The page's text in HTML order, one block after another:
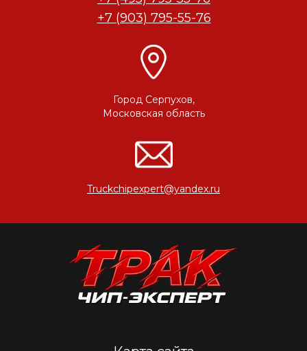
Truckchipexpert@yandex.ru
Город Серпухов,
Московская область
+7 (903) 795-55-76